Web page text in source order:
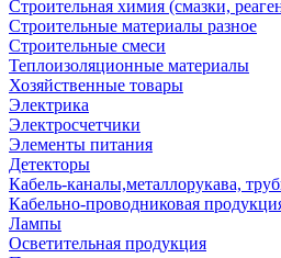
Строительная химия (смазки,
Строительные материалы разное
Строительные смеси
Теплоизоляционные материалы
Хозяйственные товары
Электрика
Электросчетчики
Элементы питания
Детекторы
Кабель-каналы,металлорукава,
Кабельно-проводниковая
Лампы
Осветительная продукция